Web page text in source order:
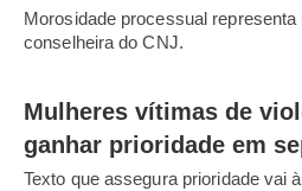
Morosidade processual
conselheira do CNJ.
Mulheres vítimas de
ganhar prioridade em
Texto que assegura prioridade vai